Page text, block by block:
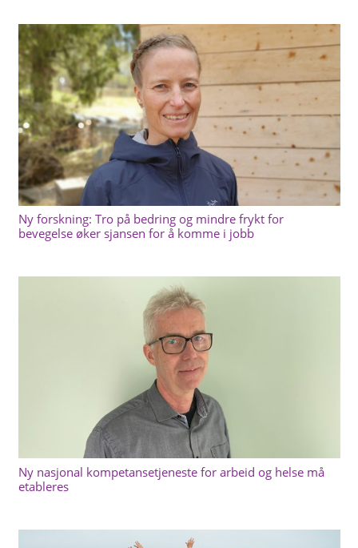
Ny forskning: Tro på bedring og mindre frykt for
bevegelse øker sjansen for å komme i jobb
Ny nasjonal kompetansetjeneste for arbeid og helse må
etableres